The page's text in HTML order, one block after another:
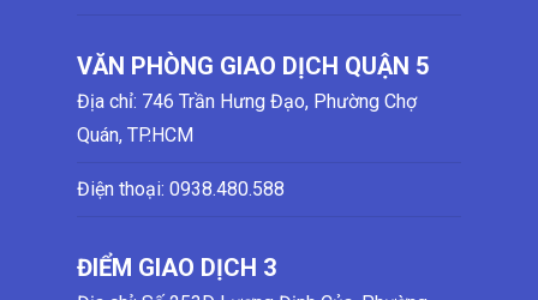
VĂN PHÒNG GIAO DỊCH QUẬN 5
Địa chỉ: 746 Trần Hưng Đạo, Phường Chợ
Quán, TP.HCM
Điện thoại: 0938.480.588
ĐIỂM GIAO DỊCH 3